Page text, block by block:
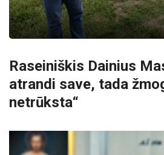
Raseiniškis Dainius
atrandi save, tada
netrūksta“